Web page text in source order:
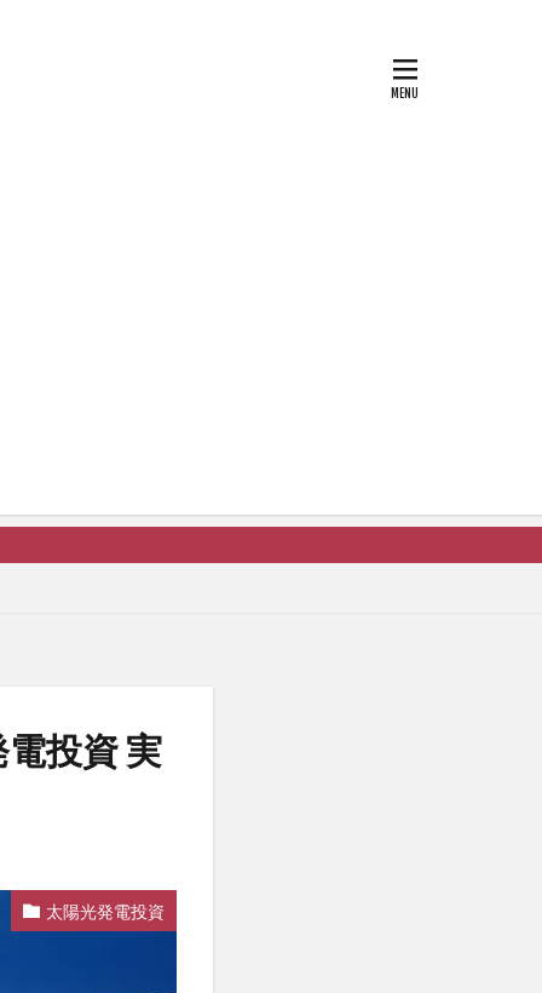
投資 実
太陽光発電投資